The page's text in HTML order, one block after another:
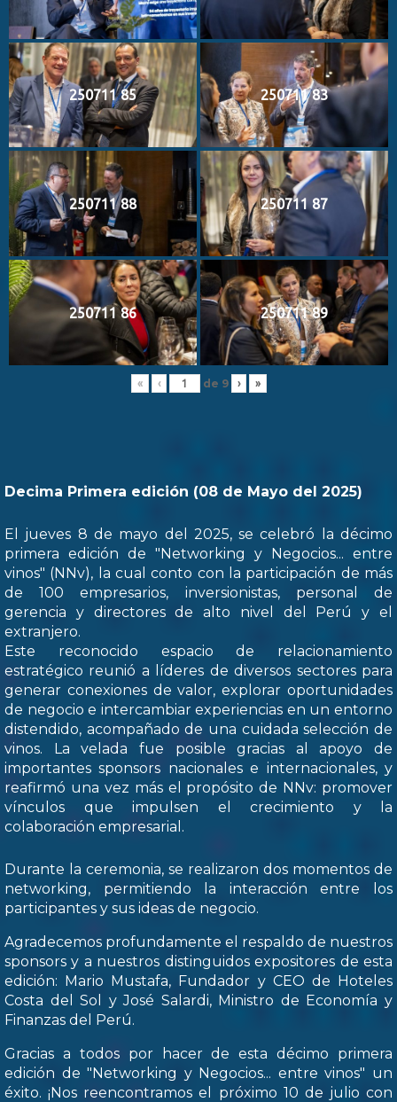
250711 85 250711 83
250711 88 250711 87
250711 86 250711 89
« ‹ de 9 › »
Decima Primera edición (08 de Mayo del 2025)
El jueves 8 de mayo del 2025, se celebró la décimo
primera edición de "Networking y Negocios... entre
vinos" (NNv), la cual conto con la participación de más
de 100 empresarios, inversionistas, personal de
gerencia y directores de alto nivel del Perú y el
extranjero.
Este reconocido espacio de relacionamiento
estratégico reunió a líderes de diversos sectores para
generar conexiones de valor, explorar oportunidades
de negocio e intercambiar experiencias en un entorno
distendido, acompañado de una cuidada selección de
vinos. La velada fue posible gracias al apoyo de
importantes sponsors nacionales e internacionales, y
reafirmó una vez más el propósito de NNv: promover
vínculos que impulsen el crecimiento y la
colaboración empresarial.
Durante la ceremonia, se realizaron dos momentos de
networking, permitiendo la interacción entre los
participantes y sus ideas de negocio.
Agradecemos profundamente el respaldo de nuestros
sponsors y a nuestros distinguidos expositores de esta
edición: Mario Mustafa, Fundador y CEO de Hoteles
Costa del Sol y José Salardi, Ministro de Economía y
Finanzas del Perú.
Gracias a todos por hacer de esta décimo primera
edición de "Networking y Negocios... entre vinos" un
éxito. ¡Nos reencontramos el próximo 10 de julio con